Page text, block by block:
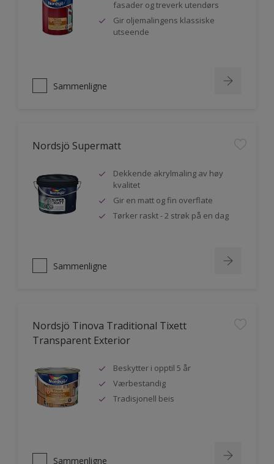
fasader og treverk utendørs
Gir oljemalingens klassiske
utseende
Sammenligne
Nordsjö Supermatt
Dekkende akrylmaling av høy
kvalitet
Gir en matt og fin overflate
Tørker raskt - 2 strøk på en dag
Sammenligne
Nordsjö Tinova Traditional Tixett
Transparent Exterior
Beskytter i opptil 5 år
Værbestandig
Tradisjonell beis
Sammenligne